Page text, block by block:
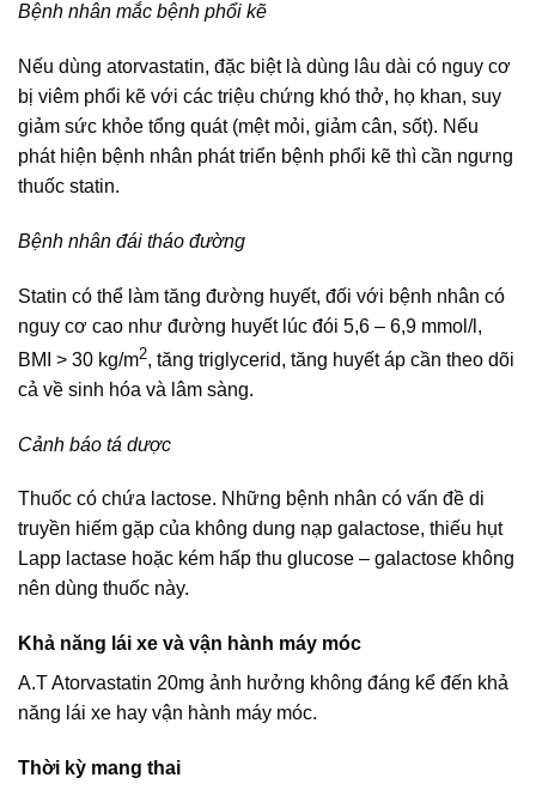
Bệnh nhân mắc bệnh phổi kẽ
Nếu dùng atorvastatin, đặc biệt là dùng lâu dài có nguy cơ
bị viêm phổi kẽ với các triệu chứng khó thở, họ khan, suy
giảm sức khỏe tổng quát (mệt mỏi, giảm cân, sốt). Nếu
phát hiện bệnh nhân phát triển bệnh phổi kẽ thì cần ngưng
thuốc statin.
Bệnh nhân đái tháo đường
Statin có thể làm tăng đường huyết, đối với bệnh nhân có
nguy cơ cao như đường huyết lúc đói 5,6 – 6,9 mmol/l,
BMI > 30 kg/m2, tăng triglycerid, tăng huyết áp cần theo dõi
cả về sinh hóa và lâm sàng.
Cảnh báo tá dược
Thuốc có chứa lactose. Những bệnh nhân có vấn đề di
truyền hiếm gặp của không dung nạp galactose, thiếu hụt
Lapp lactase hoặc kém hấp thu glucose – galactose không
nên dùng thuốc này.
Khả năng lái xe và vận hành máy móc
A.T Atorvastatin 20mg ảnh hưởng không đáng kể đến khả
năng lái xe hay vận hành máy móc.
Thời kỳ mang thai